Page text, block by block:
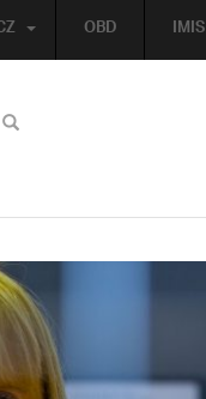
OBD IMIS